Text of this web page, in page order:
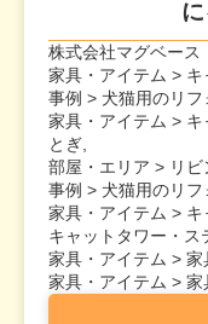
株式会社マグベース
家具・アイテム >
事例 > 犬猫用のリ
家具・アイテム >
とぎ,
部屋・エリア > リ
事例 > 犬猫用のリフ
家具・アイテム >
キャットタワー・ス
家具・アイテム > 家
家具・アイテム >